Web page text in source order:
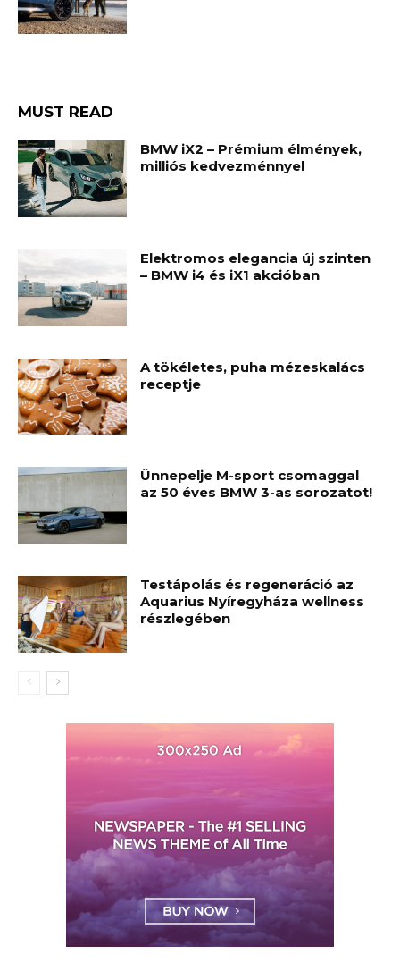
MUST READ
BMW iX2 – Prémium élmények,
milliós kedvezménnyel
Elektromos elegancia új szinten
– BMW i4 és iX1 akcióban
A tökéletes, puha mézeskalács
receptje
Ünnepelje M-sport csomaggal
az 50 éves BMW 3-as sorozatot!
Testápolás és regeneráció az
Aquarius Nyíregyháza wellness
részlegében